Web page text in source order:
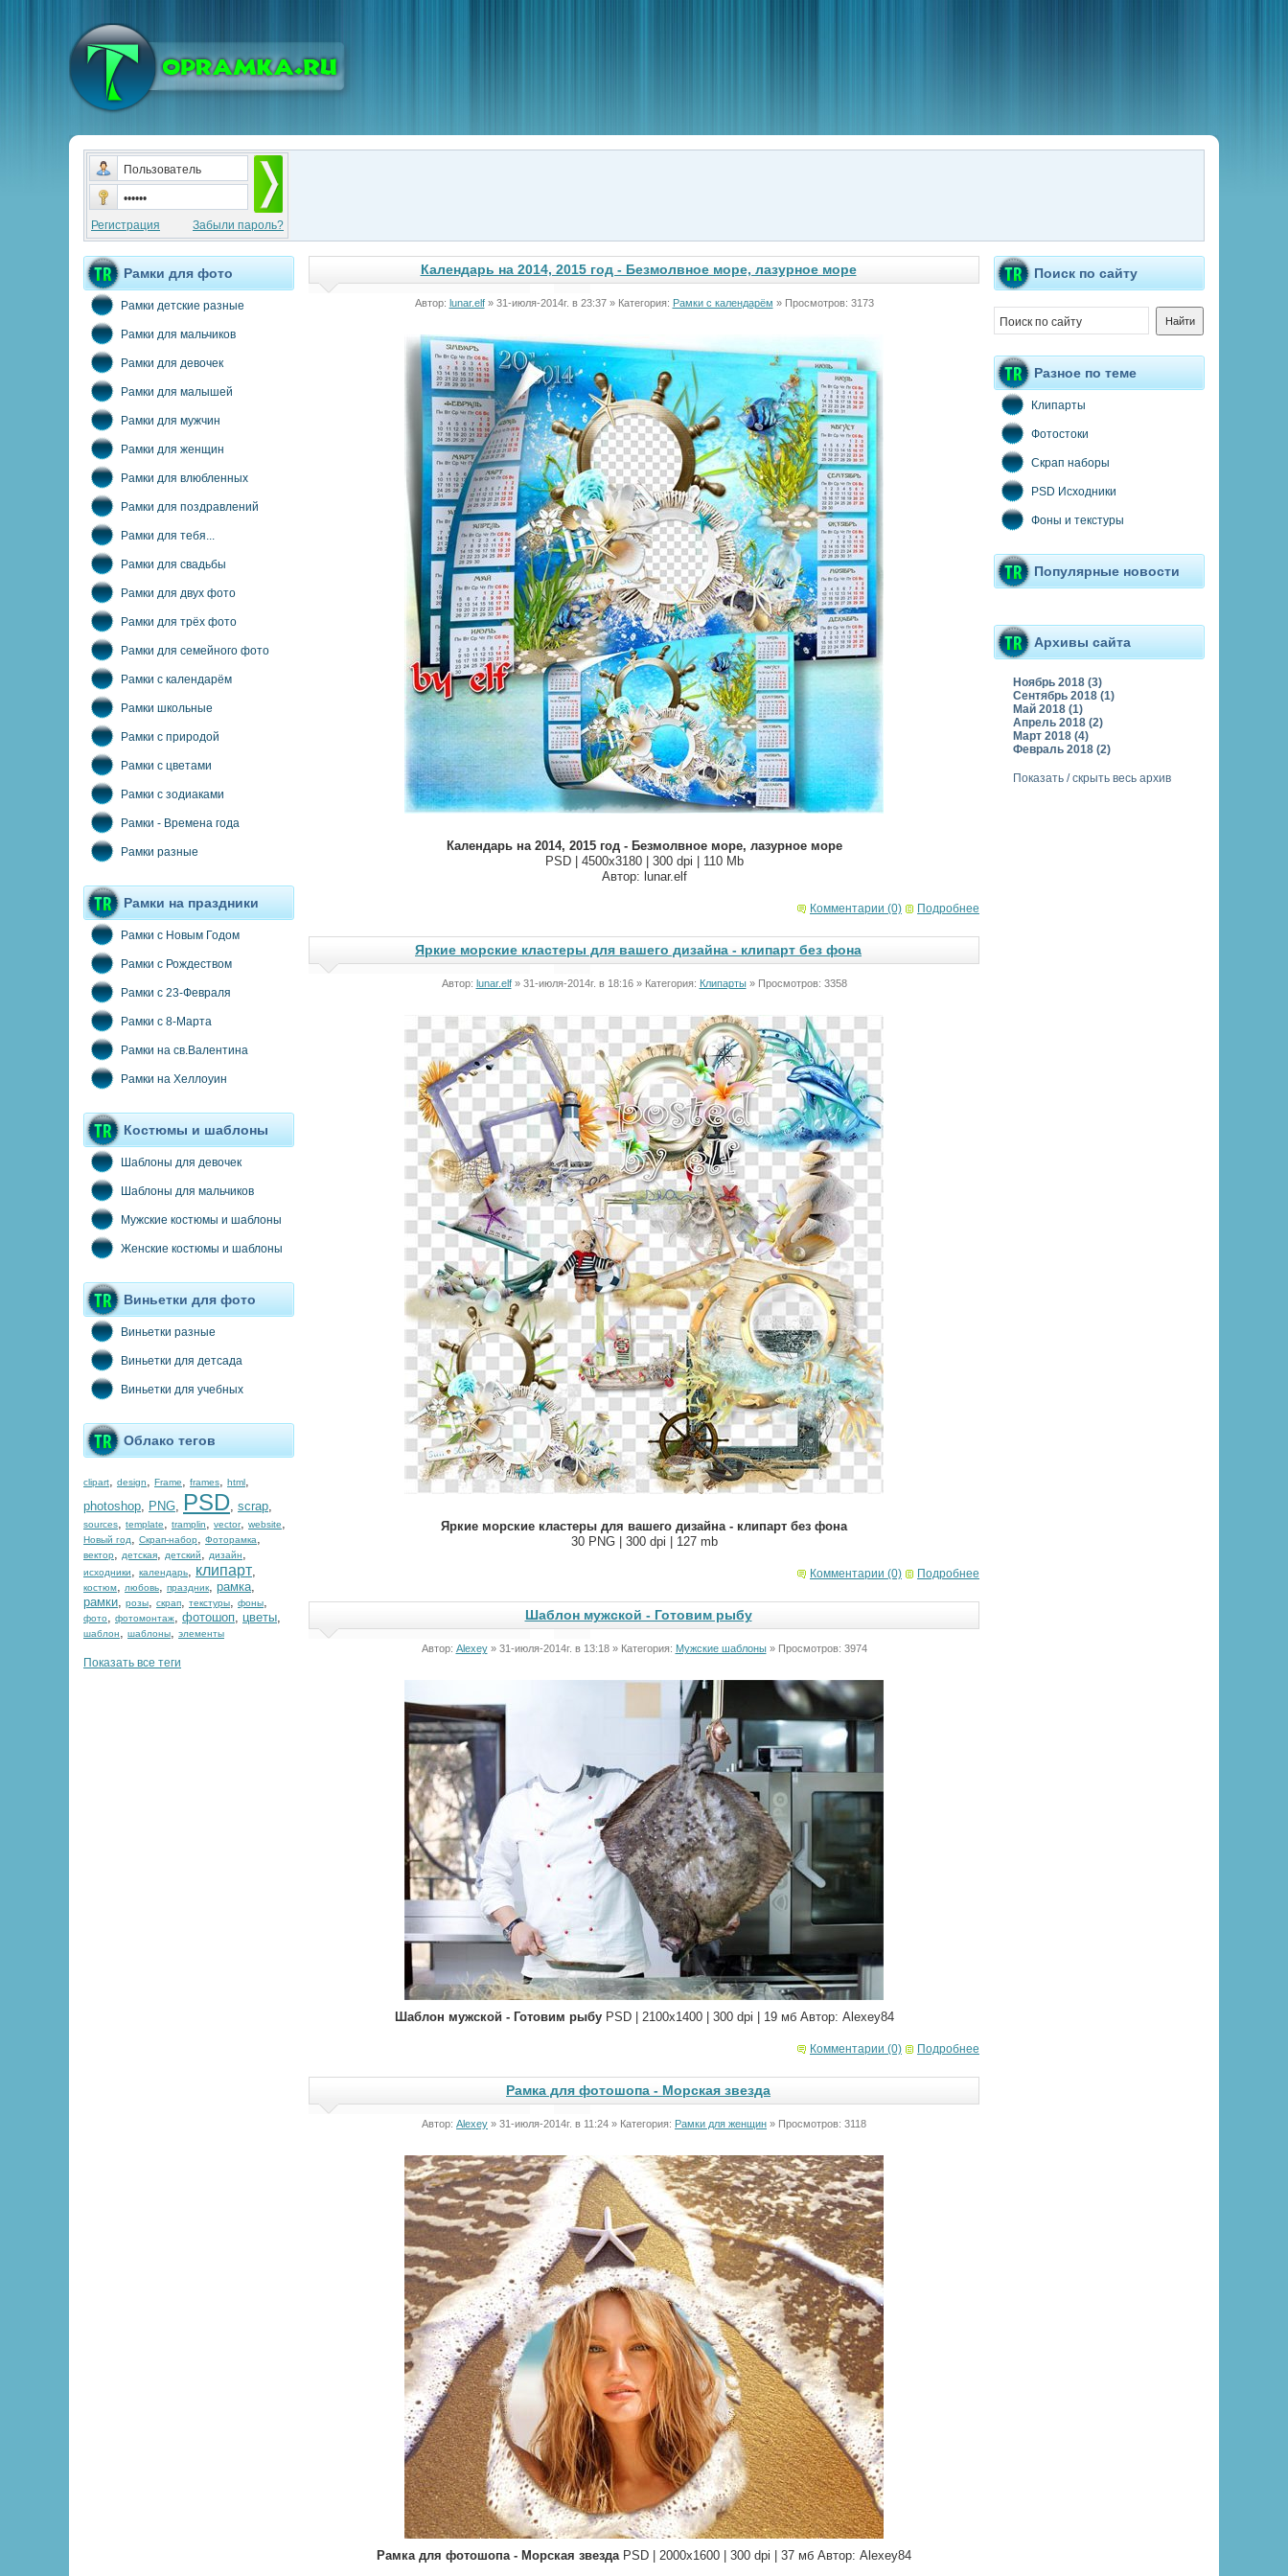
Регистрация Забыли пароль?
Рамки для фото
Рамки детские разные
Рамки для мальчиков
Рамки для девочек
Рамки для малышей
Рамки для мужчин
Рамки для женщин
Рамки для влюбленных
Рамки для поздравлений
Рамки для тебя...
Рамки для свадьбы
Рамки для двух фото
Рамки для трёх фото
Рамки для семейного фото
Рамки с календарём
Рамки школьные
Рамки с природой
Рамки с цветами
Рамки с зодиаками
Рамки - Времена года
Рамки разные
Рамки на праздники
Рамки с Новым Годом
Рамки с Рождеством
Рамки с 23-Февраля
Рамки с 8-Марта
Рамки на св.Валентина
Рамки на Хеллоуин
Костюмы и шаблоны
Шаблоны для девочек
Шаблоны для мальчиков
Мужские костюмы и шаблоны
Женские костюмы и шаблоны
Виньетки для фото
Виньетки разные
Виньетки для детсада
Виньетки для учебных
Облако тегов
clipart, design, Frame, frames, html,
photoshop, PNG, PSD, scrap,
sources, template, tramplin, vector, website,
Новый год, Скрап-набор, Фоторамка,
вектор, детская, детский, дизайн,
исходники, календарь, клипарт,
костюм, любовь, праздник, рамка,
рамки, розы, скрап, текстуры, фоны,
фото, фотомонтаж, фотошоп, цветы,
шаблон, шаблоны, элементы
Показать все теги
Календарь на 2014, 2015 год - Безмолвное море, лазурное море
Автор: lunar.elf» 31-июля-2014г. в 23:37 » Категория: Рамки с календарём » Просмотров: 3173
Календарь на 2014, 2015 год - Безмолвное море, лазурное море
PSD | 4500x3180 | 300 dpi | 110 Mb
Автор: lunar.elf
Комментарии (0) Подробнее
Яркие морские кластеры для вашего дизайна - клипарт без фона
Автор: lunar.elf» 31-июля-2014г. в 18:16 » Категория: Клипарты» Просмотров: 3358
Яркие морские кластеры для вашего дизайна - клипарт без фона
30 PNG | 300 dpi | 127 mb
Комментарии (0) Подробнее
Шаблон мужской - Готовим рыбу
Автор: Alexey» 31-июля-2014г. в 13:18 » Категория: Мужские шаблоны» Просмотров: 3974
Шаблон мужской - Готовим рыбуPSD | 2100x1400 | 300 dpi | 19 мб Автор: Alexey84
Комментарии (0) Подробнее
Рамка для фотошопа - Морская звезда
Автор: Alexey » 31-июля-2014г. в 11:24 » Категория: Рамки для женщин » Просмотров: 3118
Рамка для фотошопа - Морская звездаPSD | 2000x1600 | 300 dpi | 37 мб Автор: Alexey84
Поиск по сайту
Разное по теме
Клипарты
Фотостоки
Скрап наборы
PSD Исходники
Фоны и текстуры
Популярные новости
Архивы сайта
Ноябрь 2018 (3)
Сентябрь 2018 (1)
Май 2018 (1)
Апрель 2018 (2)
Март 2018 (4)
Февраль 2018 (2)
Показать / скрыть весь архив